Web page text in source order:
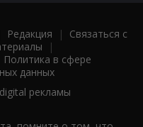
Редакция | Связаться с
|
Политика в сфере
данных
рекламы